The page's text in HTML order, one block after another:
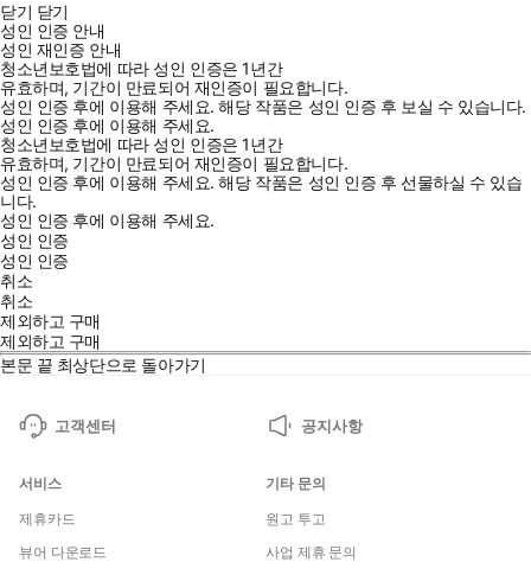
닫기 닫기
성인 인증 안내
성인 재인증 안내
청소년보호법에 따라 성인 인증은 1년간
유효하며, 기간이 만료되어 재인증이 필요합니다.
성인 인증 후에 이용해 주세요.해당 작품은 성인 인증 후 보실 수 있습니다.
성인 인증 후에 이용해 주세요.
청소년보호법에 따라 성인 인증은 1년간
유효하며, 기간이 만료되어 재인증이 필요합니다.
성인 인증 후에 이용해 주세요.해당 작품은 성인 인증 후 선물하실 수 있습
니다.
성인 인증 후에 이용해 주세요.
성인 인증
성인 인증
취소
취소
제외하고 구매
제외하고 구매
본문 끝 최상단으로 돌아가기
고객센터 공지사항
서비스
제휴카드
뷰어 다운로드
기타 문의
원고 투고
사업 제휴 문의